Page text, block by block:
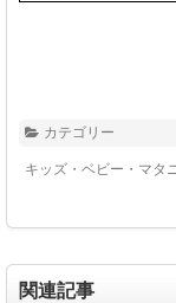
カテゴリー
キッズ・ベビー・マタ
関連記事